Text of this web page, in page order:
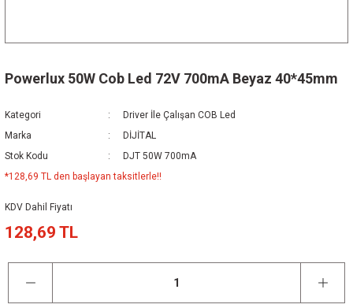
Powerlux 50W Cob Led 72V 700mA Beyaz 40*45mm
Kategori
Driver İle Çalışan COB Led
Marka
DİJİTAL
Stok Kodu
DJT 50W 700mA
*128,69 TL den başlayan taksitlerle!!
KDV Dahil Fiyatı
128,69 TL